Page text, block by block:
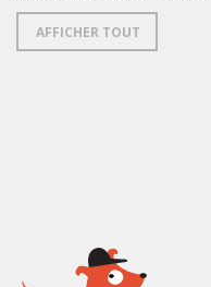
AFFICHER TOUT